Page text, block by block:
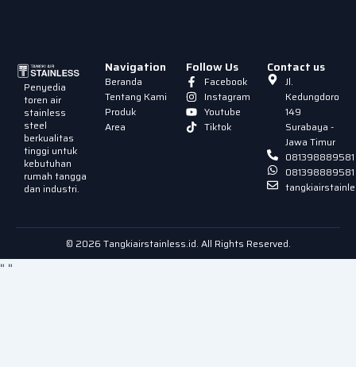
Penyedia
toren air
stainless
steel
berkualitas
tinggi untuk
kebutuhan
rumah tangga
dan industri.
Navigation
Beranda
Tentang Kami
Produk
Area
Follow Us
Facebook
Instagram
Youtube
Tiktok
Contact us
Jl.
Kedungdoro
149
Surabaya -
Jawa Timur
081398889581
081398889581
© 2026 Tangkiairstainless.id. All Rights Reserved.
" "